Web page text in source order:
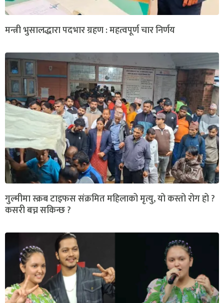
मन्त्री भुसालद्धारा पदभार ग्रहण : महत्वपूर्ण चार निर्णय
गुल्मीमा स्क्रब टाइफस संक्रमित महिलाको मृत्यु, यो कस्तो रोग हो ?
कसरी बच्न सकिन्छ ?